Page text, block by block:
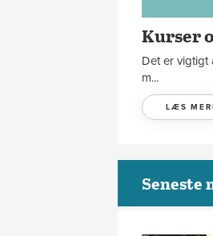
Kurser
Det er vigtigt
m...
LÆS
Seneste